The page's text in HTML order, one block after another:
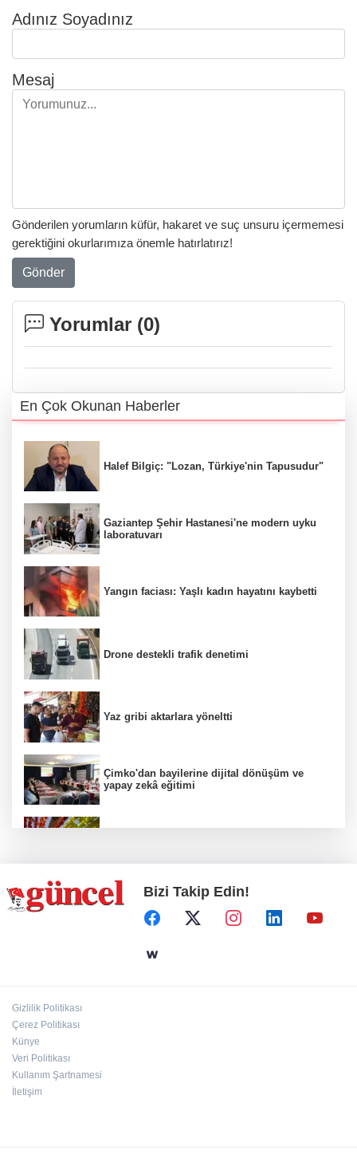
Adınız Soyadınız
Mesaj
Gönderilen yorumların küfür, hakaret ve suç unsuru içermemesi
gerektiğini okurlarımıza önemle hatırlatırız!
Gönder
Yorumlar (0)
En Çok Okunan Haberler
Halef Bilgiç: "Lozan, Türkiye'nin Tapusudur"
Gaziantep Şehir Hastanesi'ne modern uyku
laboratuvarı
Yangın faciası: Yaşlı kadın hayatını kaybetti
Drone destekli trafik denetimi
Yaz gribi aktarlara yöneltti
Çimko'dan bayilerine dijital dönüşüm ve
yapay zekâ eğitimi
Hamileler denize veya havuza girebilir mi?
Bizi Takip Edin!
Gizlilik Politikası
Çerez Politikası
Künye
Veri Politikası
Kullanım Şartnamesi
İletişim